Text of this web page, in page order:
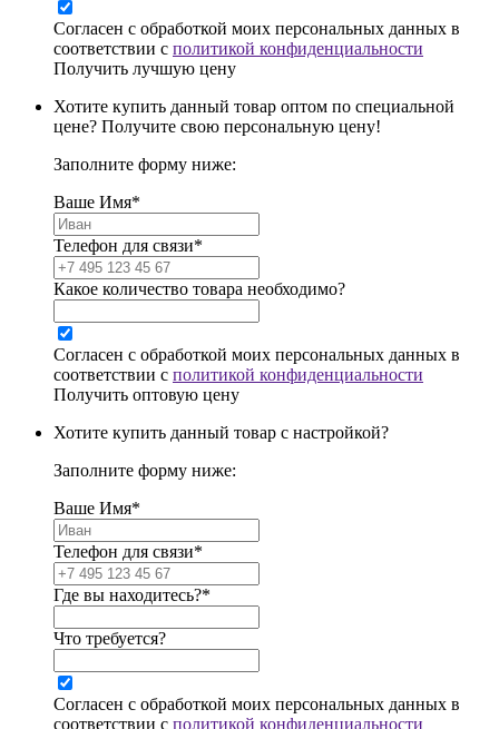
Согласен с обработкой моих персональных данных в
соответствии с политикой конфиденциальности
Получить лучшую цену
Хотите купить данный товар оптом по специальной
цене? Получите свою персональную цену!
Заполните форму ниже:
Ваше Имя*
Телефон для связи*
Какое количество товара необходимо?
Согласен с обработкой моих персональных данных в
соответствии с политикой конфиденциальности
Получить оптовую цену
Хотите купить данный товар с настройкой?
Заполните форму ниже:
Ваше Имя*
Телефон для связи*
Где вы находитесь?*
Что требуется?
Согласен с обработкой моих персональных данных в
соответствии с политикой конфиденциальности